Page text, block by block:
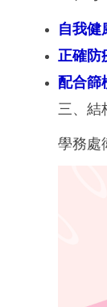
自我健
正確防
配合篩
三、結
學務處